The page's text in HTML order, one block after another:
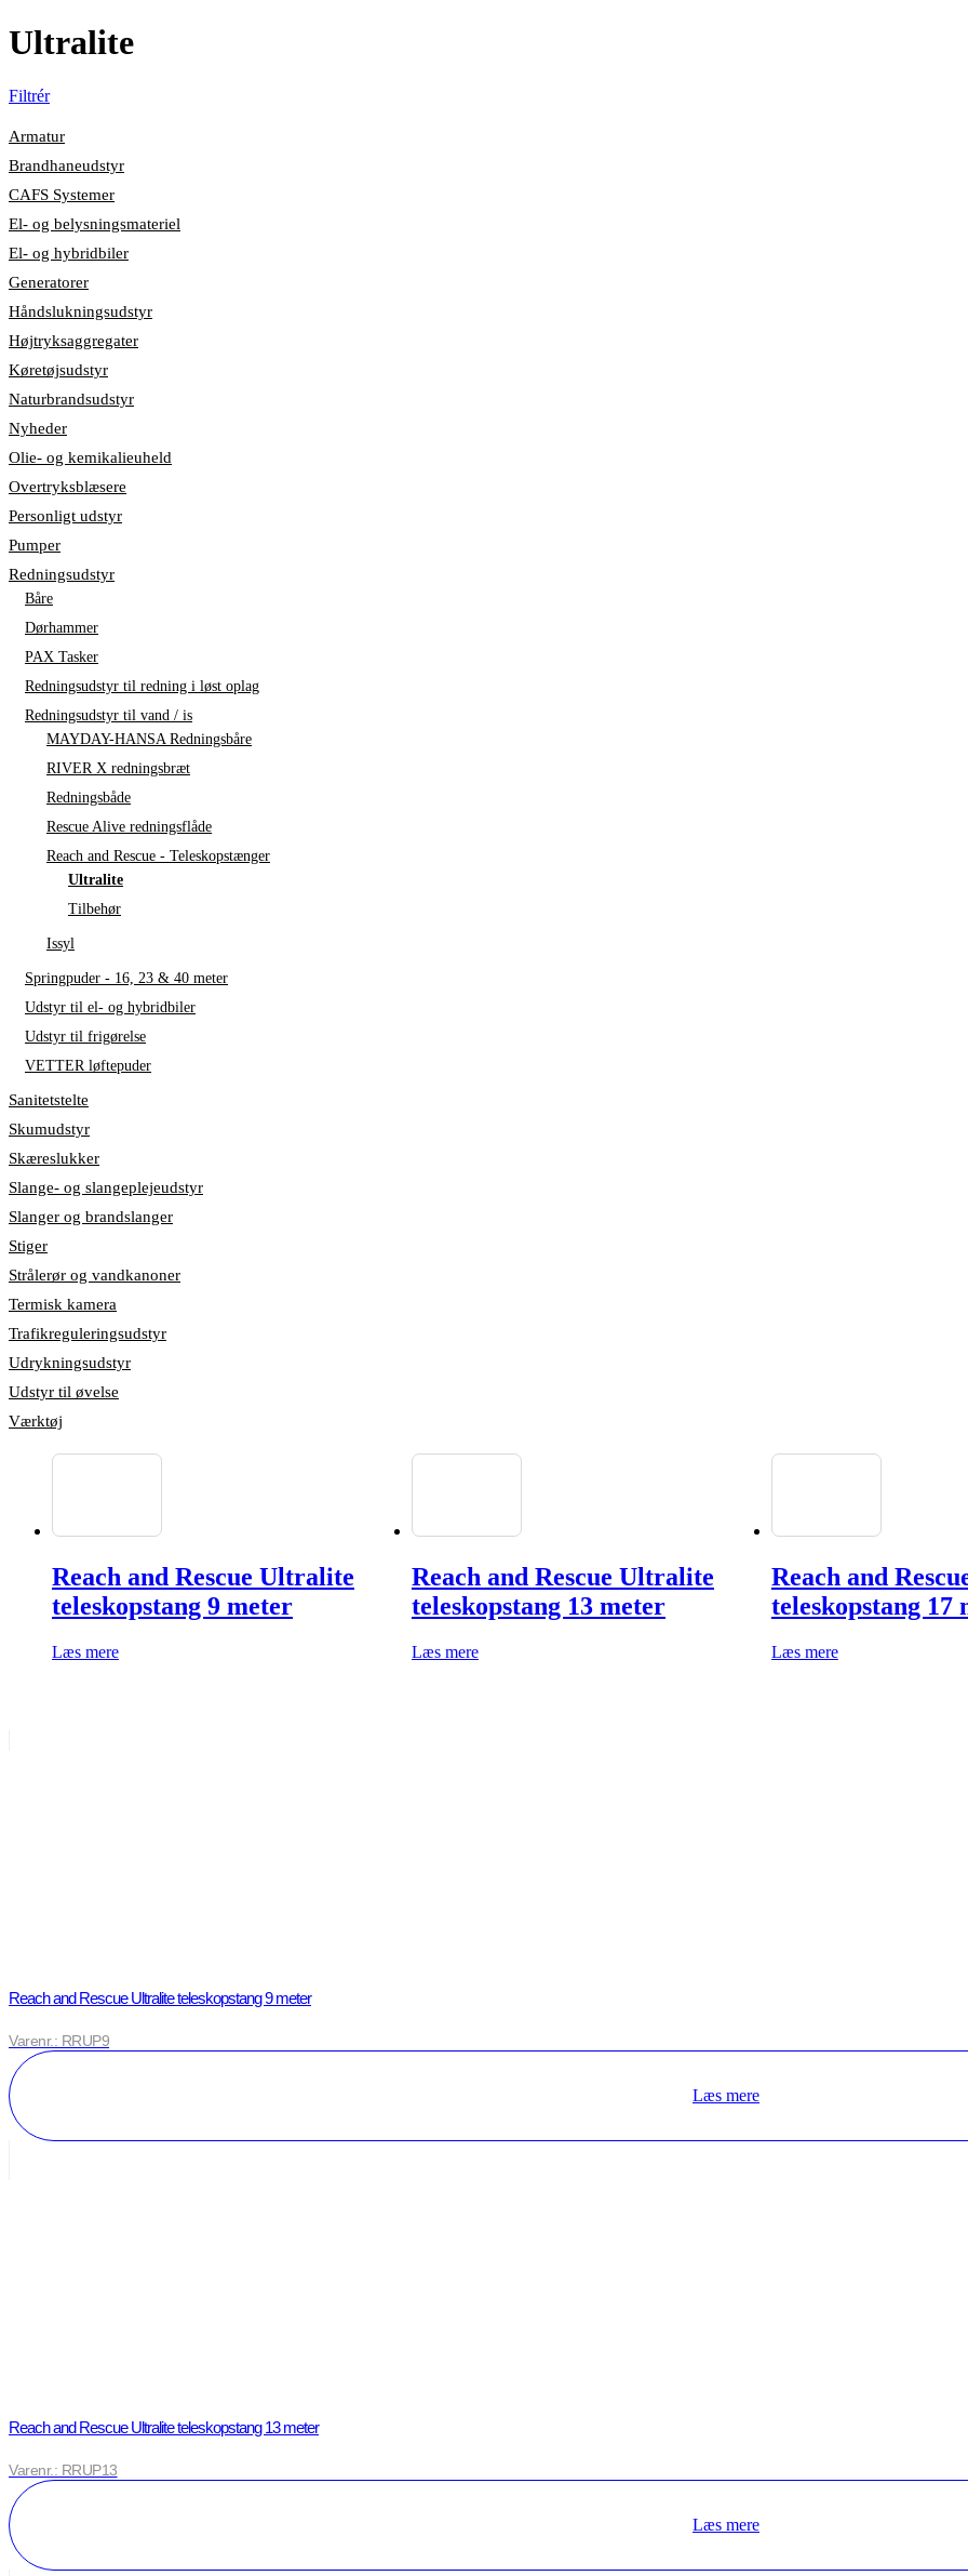
Ultralite
Filtrér
Armatur
Brandhaneudstyr
CAFS Systemer
El- og belysningsmateriel
El- og hybridbiler
Generatorer
Håndslukningsudstyr
Højtryksaggregater
Køretøjsudstyr
Naturbrandsudstyr
Nyheder
Olie- og kemikalieuheld
Overtryksblæsere
Personligt udstyr
Pumper
Redningsudstyr
Båre
Dørhammer
PAX Tasker
Redningsudstyr til redning i løst oplag
Redningsudstyr til vand / is
MAYDAY-HANSA Redningsbåre
RIVER X redningsbræt
Redningsbåde
Rescue Alive redningsflåde
Reach and Rescue - Teleskopstænger
Ultralite
Tilbehør
Issyl
Springpuder - 16, 23 & 40 meter
Udstyr til el- og hybridbiler
Udstyr til frigørelse
VETTER løftepuder
Sanitetstelte
Skumudstyr
Skæreslukker
Slange- og slangeplejeudstyr
Slanger og brandslanger
Stiger
Strålerør og vandkanoner
Termisk kamera
Trafikreguleringsudstyr
Udrykningsudstyr
Udstyr til øvelse
Værktøj
Reach and Rescue Ultralite
teleskopstang 9 meter
Læs mere
Reach and Rescue Ultralite
teleskopstang 13 meter
Læs mere
Reach and
teleskopstang 17
Læs mere
Reach and Rescue Ultralite teleskopstang 9 meter
Varenr.: RRUP9
Læs mere
Reach and Rescue Ultralite teleskopstang 13 meter
Varenr.: RRUP13
Læs mere